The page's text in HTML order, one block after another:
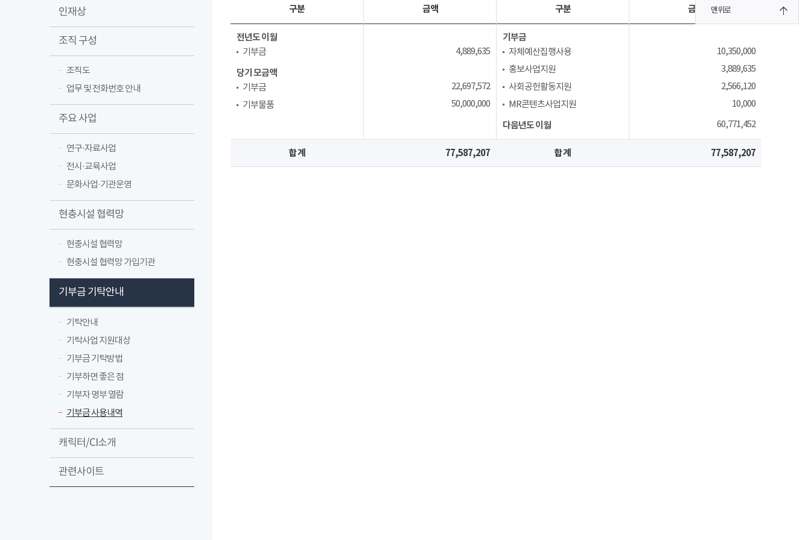
맨위로
인재상
조직 구성
조직도
업무 및 전화번호 안내
주요 사업
연구·자료사업
전시·교육사업
문화사업·기관운영
현충시설 협력망
현충시설 협력망
현충시설 협력망 가입기관
기부금 기탁안내
기탁안내
기탁사업 지원대상
기부금 기탁방법
기부하면 좋은 점
기부자 명부 열람
기부금 사용내역
캐릭터/CI소개
관련사이트
구분 금액 구분 금액
전년도 이월
기부금
당기 모금액
기부금
기부물품
4,889,635
22,697,572
50,000,000
기부금
자체예산집행사용
홍보사업지원
사회공헌활동지원
MR콘텐츠사업지원
다음년도 이월
10,350,000
3,889,635
2,566,120
10,000
60,771,452
합 계 77,587,207 합 계 77,587,207